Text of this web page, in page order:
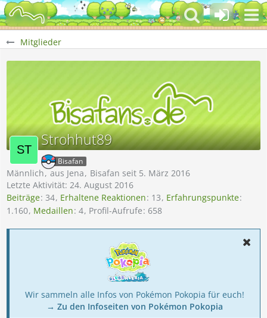
Mitglieder
Strohhut89
Bisafan
Männlich aus Jena
Bisafan seit 5. März 2016
Letzte Aktivität: 24. August 2016
Beiträge 34 Erhaltene Reaktionen 13 Erfahrungspunkte
1.160 Medaillen 4 Profil-Aufrufe 658
Wir sammeln alle Infos von Pokémon Pokopia für euch!
→ Zu den Infoseiten von Pokémon Pokopia